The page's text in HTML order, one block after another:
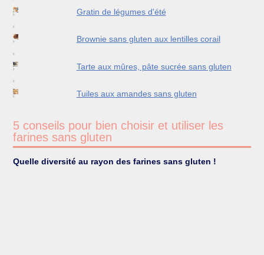
Gratin de légumes d'été
Brownie sans gluten aux lentilles corail
Tarte aux mûres, pâte sucrée sans gluten
Tuiles aux amandes sans gluten
5 conseils pour bien choisir et utiliser les
farines sans gluten
Quelle diversité au rayon des farines sans gluten !